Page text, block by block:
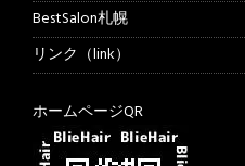
BestSalon札幌
リンク（link）
ホームページQR